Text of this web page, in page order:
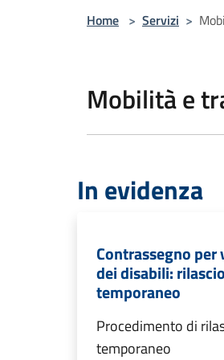
Home > Servizi >
Mobilità e
In evidenza
Contrassegno per
dei disabili:
temporaneo
Procedimento di
temporaneo